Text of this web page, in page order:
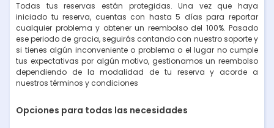
Todas tus reservas están protegidas. Una vez que haya
iniciado tu reserva, cuentas con hasta 5 días para reportar
cualquier problema y obtener un reembolso del 100%. Pasado
ese periodo de gracia, seguirás contando con nuestro soporte y
si tienes algún inconveniente o problema o el lugar no cumple
tus expectativas por algún motivo, gestionamos un reembolso
dependiendo de la modalidad de tu reserva y acorde a
nuestros términos y condiciones
Opciones para todas las necesidades